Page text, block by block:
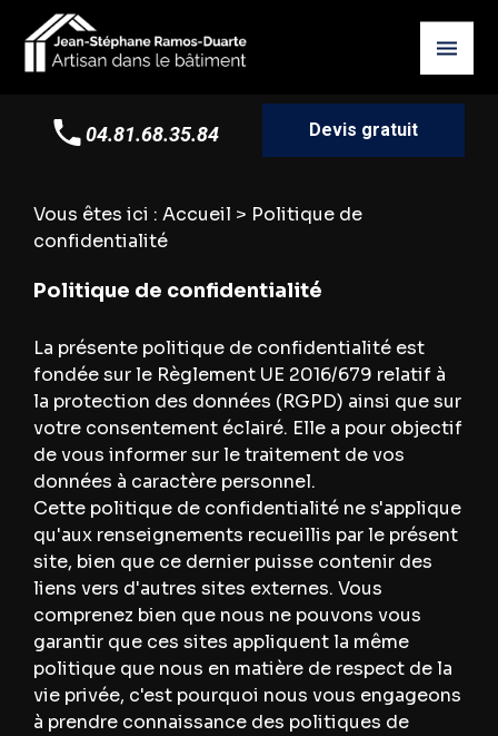
04.81.68.35.84 Devis gratuit
Vous êtes ici : Accueil > Politique de
confidentialité
Politique de confidentialité
La présente politique de confidentialité est
fondée sur le Règlement UE 2016/679 relatif à
la protection des données (RGPD) ainsi que sur
votre consentement éclairé. Elle a pour objectif
de vous informer sur le traitement de vos
données à caractère personnel.
Cette politique de confidentialité ne s'applique
qu'aux renseignements recueillis par le présent
site, bien que ce dernier puisse contenir des
liens vers d'autres sites externes. Vous
comprenez bien que nous ne pouvons vous
garantir que ces sites appliquent la même
politique que nous en matière de respect de la
vie privée, c'est pourquoi nous vous engageons
à prendre connaissance des politiques de
Panneau de gestion des cookies